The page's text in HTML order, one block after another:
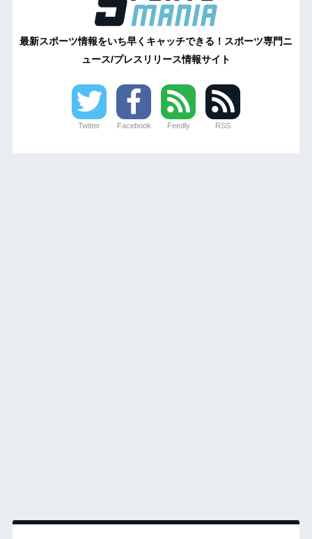
最新スポーツ情報をいち早くキャッチできる！スポーツ専門ニ
ュース/プレスリリース情報サイト
Twitter Facebook Feedly RSS